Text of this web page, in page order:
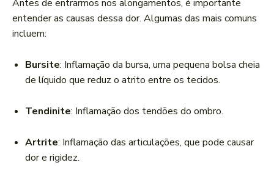
Antes de entrarmos nos alongamentos, é importante
entender as causas dessa dor. Algumas das mais comuns
incluem:
Bursite: Inflamação da bursa, uma pequena bolsa cheia
de líquido que reduz o atrito entre os tecidos.
Tendinite: Inflamação dos tendões do ombro.
Artrite: Inflamação das articulações, que pode causar
dor e rigidez.